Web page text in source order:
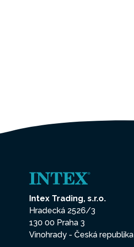
Intex Trading, s.r.o.
Hradecká 2526/3
130 00 Praha 3
Vinohrady - Česká republika